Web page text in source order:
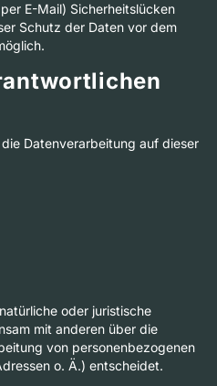
E-Mail) Sicherheitslücken
Schutz der Daten vor dem
Datenverarbeitung auf dieser
oder juristische
mit anderen über die
von personenbezogenen
o. Ä.) entscheidet.